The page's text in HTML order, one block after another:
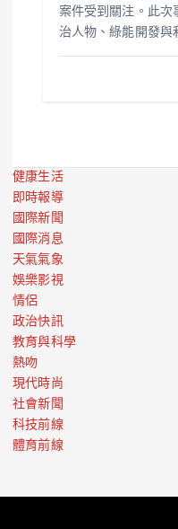
案件受到關注。此次
治人物、綠能開發與
健康生活
即時報導
國際新聞
國際消息
天氣氣象
娛樂影視
情侶
政治快訊
教育與科學
熱吻
現代時尚
社會新聞
科技前線
體育前線